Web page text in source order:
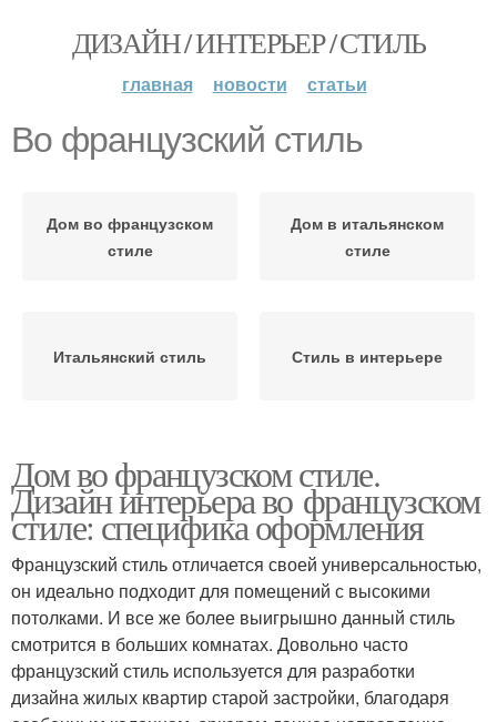
ДИЗАЙН / ИНТЕРЬЕР / СТИЛЬ
главная новости статьи
Во французский стиль
Дом во французском
стиле
Дом в итальянском
стиле
Итальянский стиль Стиль в интерьере
Дом во французском стиле.
Дизайн интерьера во французском
стиле: специфика оформления
Французский стиль отличается своей универсальностью,
он идеально подходит для помещений с высокими
потолками. И все же более выигрышно данный стиль
смотрится в больших комнатах. Довольно часто
французский стиль используется для разработки
дизайна жилых квартир старой застройки, благодаря